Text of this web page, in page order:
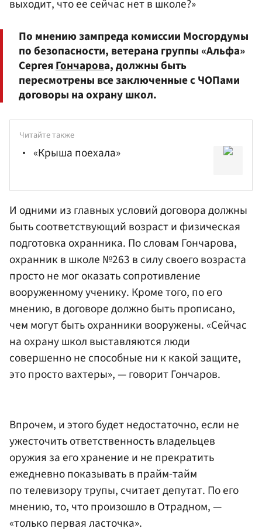
выходит, что ее сейчас нет в школе?»
По мнению зампреда комиссии Мосгордумы
по безопасности, ветерана группы «Альфа»
СергеяГончарова, должны быть
пересмотрены все заключенные с ЧОПами
договоры на охрану школ.
Читайте также
«Крыша поехала»
И одними из главных условий договора должны
быть соответствующий возраст и физическая
подготовка охранника. По словам Гончарова,
охранник в школе №263 в силу своего возраста
просто не мог оказать сопротивление
вооруженному ученику. Кроме того, по его
мнению, в договоре должно быть прописано,
чем могут быть охранники вооружены. «Сейчас
на охрану школ выставляются люди
совершенно не способные ни к какой защите,
это просто вахтеры», — говорит Гончаров.
Впрочем, и этого будет недостаточно, если не
ужесточить ответственность владельцев
оружия за его хранение и не прекратить
ежедневно показывать в прайм-тайм
по телевизору трупы, считает депутат. По его
мнению, то, что произошло в Отрадном, —
«только первая ласточка».